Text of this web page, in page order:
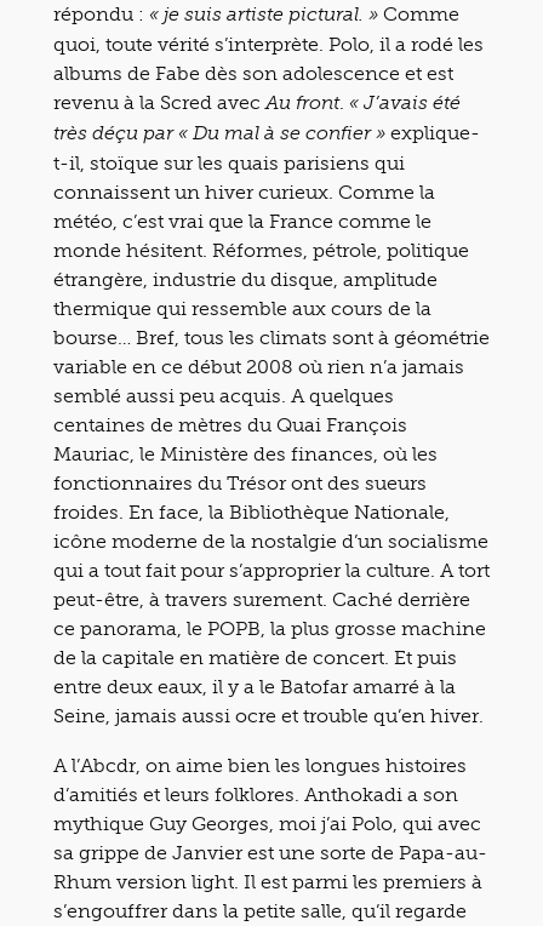
répondu : « je suis artiste pictural. » Comme
quoi, toute vérité s’interprète. Polo, il a rodé les
albums de Fabe dès son adolescence et est
revenu à la Scred avec Au front. « J’avais été
très déçu par « Du mal à se confier » explique-
t-il, stoïque sur les quais parisiens qui
connaissent un hiver curieux. Comme la
météo, c’est vrai que la France comme le
monde hésitent. Réformes, pétrole, politique
étrangère, industrie du disque, amplitude
thermique qui ressemble aux cours de la
bourse… Bref, tous les climats sont à géométrie
variable en ce début 2008 où rien n’a jamais
semblé aussi peu acquis. A quelques
centaines de mètres du Quai François
Mauriac, le Ministère des finances, où les
fonctionnaires du Trésor ont des sueurs
froides. En face, la Bibliothèque Nationale,
icône moderne de la nostalgie d’un socialisme
qui a tout fait pour s’approprier la culture. A tort
peut-être, à travers surement. Caché derrière
ce panorama, le POPB, la plus grosse machine
de la capitale en matière de concert. Et puis
entre deux eaux, il y a le Batofar amarré à la
Seine, jamais aussi ocre et trouble qu’en hiver.
A l’Abcdr, on aime bien les longues histoires
d’amitiés et leurs folklores. Anthokadi a son
mythique Guy Georges, moi j’ai Polo, qui avec
sa grippe de Janvier est une sorte de Papa-au-
Rhum version light. Il est parmi les premiers à
s’engouffrer dans la petite salle, qu’il regarde